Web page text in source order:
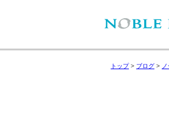
トップ> ブログ >